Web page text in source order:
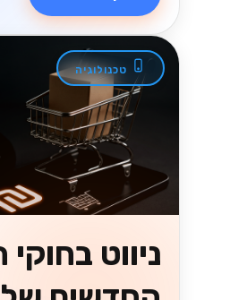
ניווט
במיסוי
שעסקים
ובינוניים